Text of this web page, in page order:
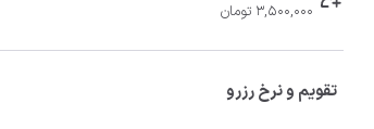
3,500,000 تومان
تقویم و نرخ رزرو